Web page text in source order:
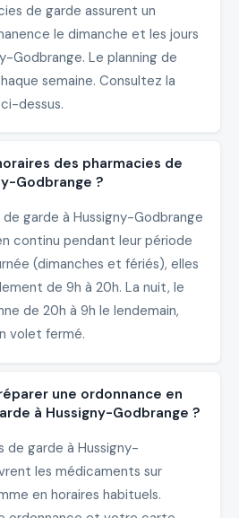
de garde assurent un
le dimanche et les jours
Godbrange. Le planning de
semaine. Consultez la
dessus.
des pharmacies de
Godbrange ?
garde à Hussigny-Godbrange
continu pendant leur période
(dimanches et fériés), elles
de 9h à 20h. La nuit, le
de 20h à 9h le lendemain,
volet fermé.
une ordonnance en
à Hussigny-Godbrange ?
de garde à Hussigny-
les médicaments sur
en horaires habituels.